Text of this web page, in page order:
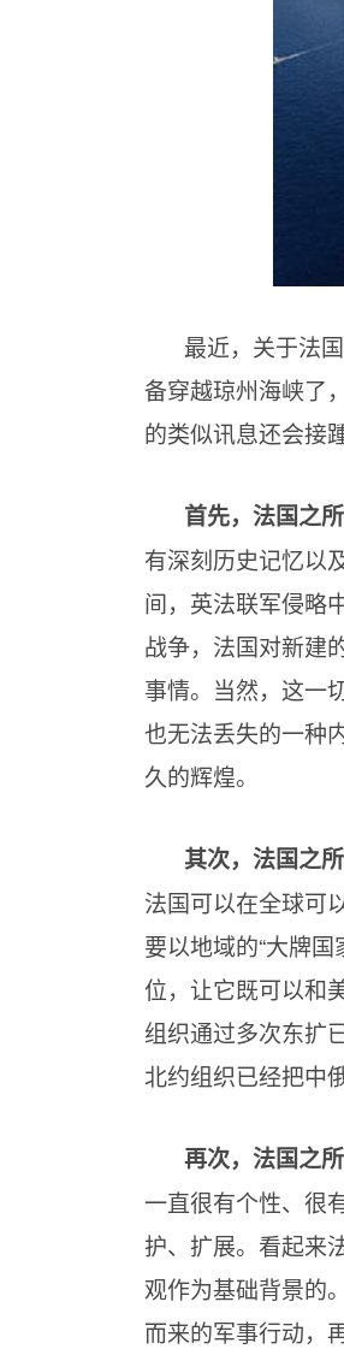
最近，关于法
备穿越琼州海峡了
的类似讯息还会接
首先，法国之
有深刻历史记忆以
间，英法联军侵略
战争，法国对新建
事情。当然，这一
也无法丢失的一种
久的辉煌。
其次，法国之
法国可以在全球可
要以地域的“大牌
位，让它既可以和
组织通过多次东扩
北约组织已经把中
再次，法国之
一直很有个性、很
护、扩展。看起来
观作为基础背景的
而来的军事行动，